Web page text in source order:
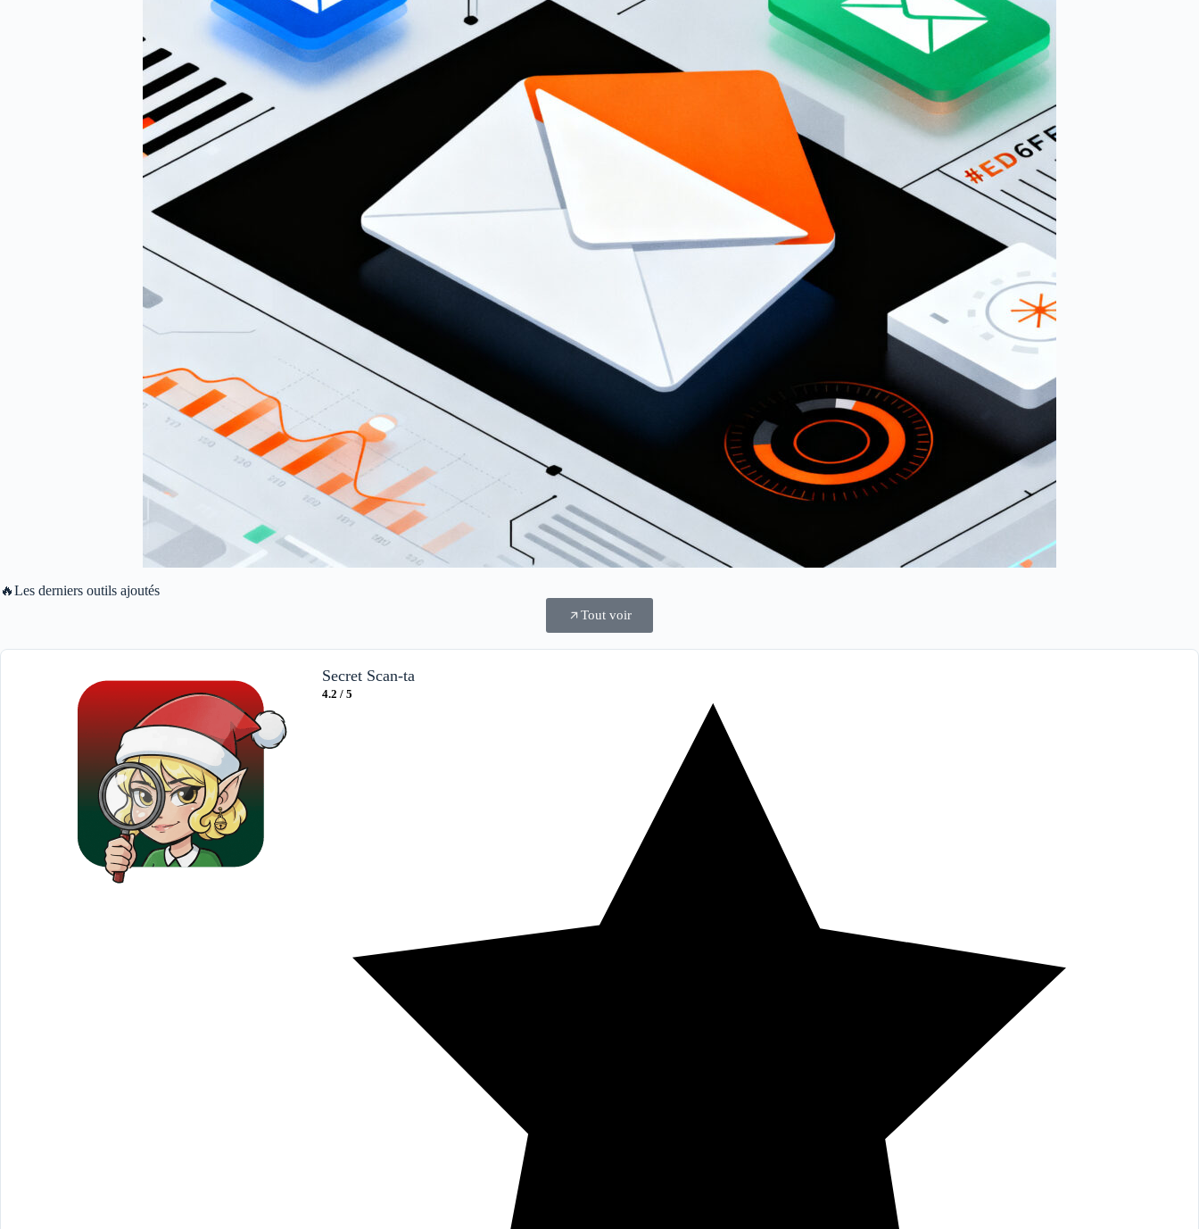
🔥Les derniers outils ajoutés
Tout voir
Secret Scan-ta
4.2 / 5